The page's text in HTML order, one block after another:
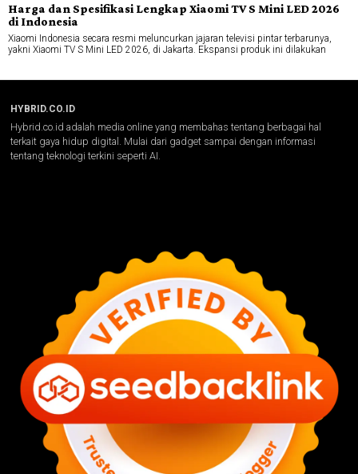
Harga dan Spesifikasi Lengkap Xiaomi TV S Mini LED 2026
di Indonesia
Xiaomi Indonesia secara resmi meluncurkan jajaran televisi pintar terbarunya,
yakni Xiaomi TV S Mini LED 2026, di Jakarta. Ekspansi produk ini dilakukan
HYBRID.CO.ID
Hybrid.co.id adalah media online yang membahas tentang berbagai hal
terkait gaya hidup digital. Mulai dari gadget sampai dengan informasi
tentang teknologi terkini seperti AI.